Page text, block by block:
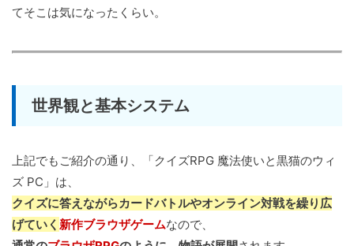
てそこは気になったくらい。
世界観と基本システム
上記でもご紹介の通り、「クイズRPG 魔法使いと黒猫のウィ
ズ PC」は、
クイズに答えながらカードバトルやオンライン対戦を繰り広
げていく 新作ブラウザゲームなので、